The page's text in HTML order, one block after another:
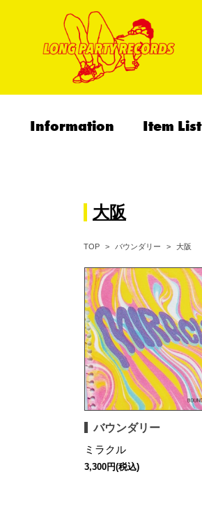
Information Item List
大阪
TOP バウンダリー 大阪
バウンダリー
ミラクル
3,300円(税込)